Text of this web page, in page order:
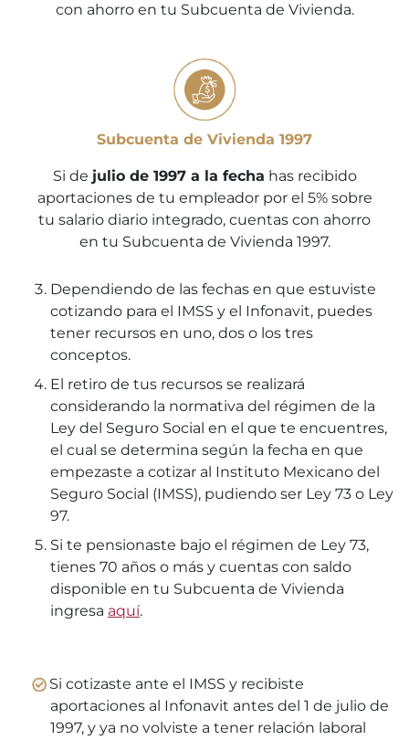
con ahorro en tu Subcuenta de Vivienda.
Subcuenta de Vivienda 1997
Si de julio de 1997 a la fecha has recibido
aportaciones de tu empleador por el 5% sobre
tu salario diario integrado, cuentas con ahorro
en tu Subcuenta de Vivienda 1997.
Dependiendo de las fechas en que estuviste
cotizando para el IMSS y el Infonavit, puedes
tener recursos en uno, dos o los tres
conceptos.
El retiro de tus recursos se realizará
considerando la normativa del régimen de la
Ley del Seguro Social en el que te encuentres,
el cual se determina según la fecha en que
empezaste a cotizar al Instituto Mexicano del
Seguro Social (IMSS), pudiendo ser Ley 73 o Ley
97.
Si te pensionaste bajo el régimen de Ley 73,
tienes 70 años o más y cuentas con saldo
disponible en tu Subcuenta de Vivienda
ingresa aquí.
Si cotizaste ante el IMSS y recibiste
aportaciones al Infonavit antes del 1 de julio de
1997, y ya no volviste a tener relación laboral